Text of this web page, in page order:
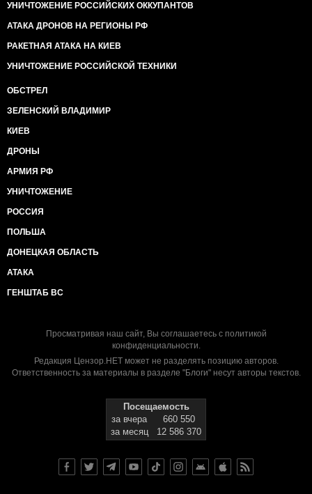
УНИЧТОЖЕНИЕ РОССИЙСКИХ ОККУПАНТОВ
АТАКА ДРОНОВ НА РЕГИОНЫ РФ
РАКЕТНАЯ АТАКА НА КИЕВ
УНИЧТОЖЕНИЕ РОССИЙСКОЙ ТЕХНИКИ
ОБСТРЕЛ
ЗЕЛЕНСКИЙ ВЛАДИМИР
КИЕВ
ДРОНЫ
АРМИЯ РФ
УНИЧТОЖЕНИЕ
РОССИЯ
ПОЛЬША
ДОНЕЦКАЯ ОБЛАСТЬ
АТАКА
ГЕНШТАБ ВС
Просматривая наш сайт, Вы соглашаетесь с политикой
конфиденциальности.
Редакция Цензор.НЕТ может не разделять позицию авторов.
Ответственность за материалы в разделе "Блоги" несут авторы текстов.
Посещаемость
за вчера
660 550
за месяц
12 586 370